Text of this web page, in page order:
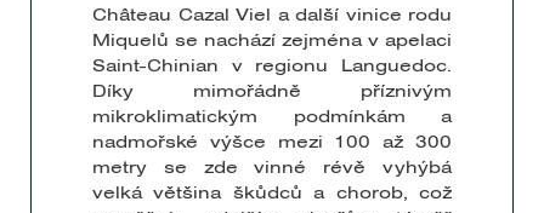
Château Cazal Viel a další vinice rodu
Miquelů se nachází zejména v apelaci
Saint-Chinian v regionu Languedoc.
Díky mimořádně příznivým
mikroklimatickým podmínkám a
nadmořské výšce mezi 100 až 300
metry se zde vinné révě vyhýbá
velká většina škůdců a chorob, což